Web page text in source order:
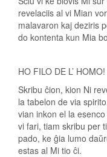
revelaciis al vi Mian
malavaron kaj deziris
do kontenta kun Mia
HO FILO DE L’ HOMO!
Skribu ĉion, kion Ni
la tabelon de via
vian inkon el la
vi fari, tiam skribu per
pado, ke ĝia lumo
estas al Mi tio ĉi.